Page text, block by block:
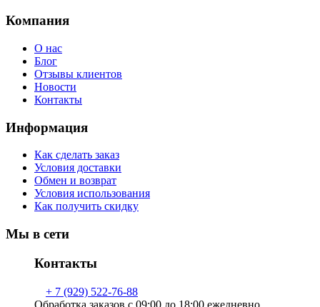
Компания
О нас
Блог
Отзывы клиентов
Новости
Контакты
Информация
Как сделать заказ
Условия доставки
Обмен и возврат
Условия использования
Как получить скидку
Мы в сети
Контакты
+ 7 (929) 522-76-88